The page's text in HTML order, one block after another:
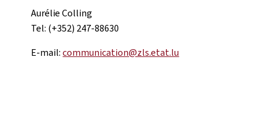
Aurélie Colling
Tel: (+352) 247-88630
E-mail:communication@zls.etat.lu